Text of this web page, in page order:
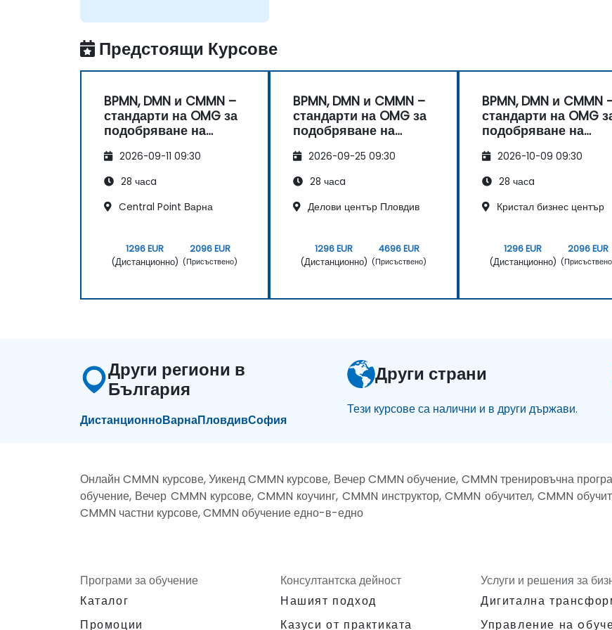
Предстоящи Курсове
BPMN, DMN и CMMN –
стандарти на OMG за
подобряване на
2026-09-11 09:30
28 часa
Central Point Варна
1296 EUR
(Дистанционно)
2096 EUR
(Присъствено)
BPMN, DMN и CMMN –
стандарти на OMG за
подобряване на
2026-09-25 09:30
28 часa
Делови център Пловдив
1296 EUR
(Дистанционно)
4696 EUR
(Присъствено)
BPMN, DMN и CMMN
стандарти на OMG
подобряване на
2026-10-09 09:30
28 часa
Кристал бизнес център
1296 EUR
(Дистанционно)
2096 EUR
Други региони в
България
ДистанционноВарнаПловдивСофия
Други страни
Тези курсове са налични и в други държави.
Онлайн CMMN курсове, Уикенд CMMN курсове, Вечер CMMN обучение, CMMN тренировъчна
обучение, Вечер CMMN курсове, CMMN коучинг, CMMN инструктор, CMMN обучител, CMMN
CMMN частни курсове, CMMN обучение едно-в-едно
Програми за обучение
Каталог
Промоции
Консултантска дейност
Нашият подход
Казуси от практиката
Услуги и решения за
Дигитална
Управление на